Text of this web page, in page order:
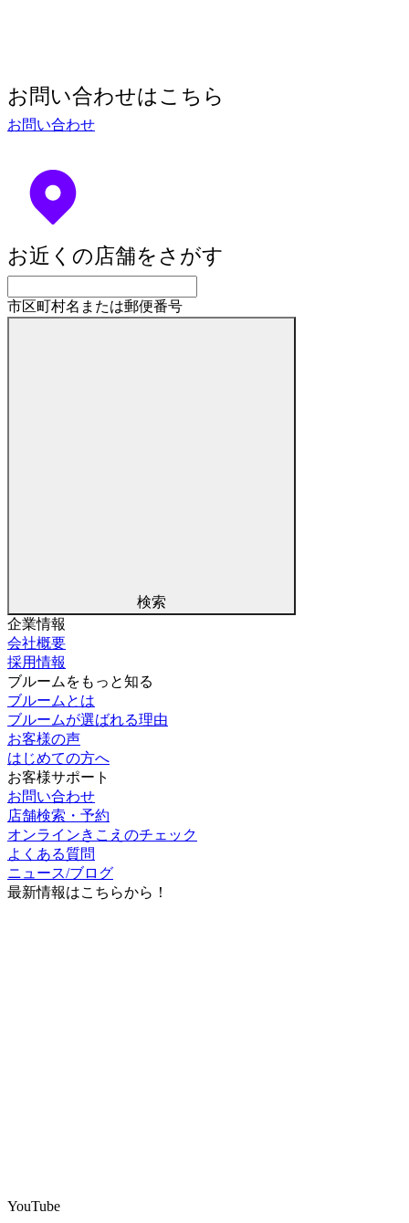
お問い合わせ
お近くの店舗をさがす
会社概要
採用情報
ブルームをもっと知る
ブルームとは
ブルームが選ばれる理由
お客様の声
はじめての方へ
お客様サポート
お問い合わせ
店舗検索・予約
オンラインきこえのチェック
よくある質問
ニュース/ブログ
最新情報はこちらから！